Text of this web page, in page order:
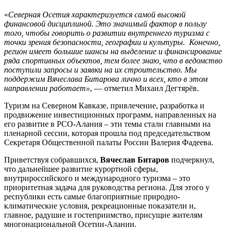
«Северная Осетия характеризуется самой высокой
финансовой дисциплиной. Это значимый фактор в пользу
того, чтобы говорить о развитии внутреннего туризма с
точки зрения безопасности, географии и культуры. Конечно,
регион имеет большие шансы на выделение и финансирование
ряда спортивных объектов, тем более знаю, что в ведомство
поступили запросы и заявки на их строительство. Мы
поддержим Вячеслава Битарова лично и всех, кто в этом
направлении работает», — отметил Михаил Дегтярёв.
Туризм на Северном Кавказе, привлечение, разработка и
продвижение инвестиционных программ, направленных на
его развитие в РСО-Алания – эти темы стали главными на
пленарной сессии, которая прошла под председательством
Секретаря Общественной палаты России Валерия Фадеева.
Приветствуя собравшихся, Вячеслав Битаров подчеркнул,
что дальнейшее развитие курортной сферы,
внутрироссийского и международного туризма – это
приоритетная задача для руководства региона. Для этого у
республики есть самые благоприятные природно-
климатические условия, рекреационные показатели и,
главное, радушие и гостеприимство, присущие жителям
многонациональной Осетии-Алании.